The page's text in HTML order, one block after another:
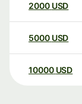
2000 USD
5000 USD
10000 USD